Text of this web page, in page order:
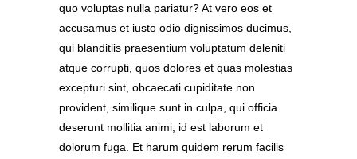
quo voluptas nulla pariatur? At vero eos et
accusamus et iusto odio dignissimos ducimus,
qui blanditiis praesentium voluptatum deleniti
atque corrupti, quos dolores et quas molestias
excepturi sint, obcaecati cupiditate non
provident, similique sunt in culpa, qui officia
deserunt mollitia animi, id est laborum et
dolorum fuga. Et harum quidem rerum facilis